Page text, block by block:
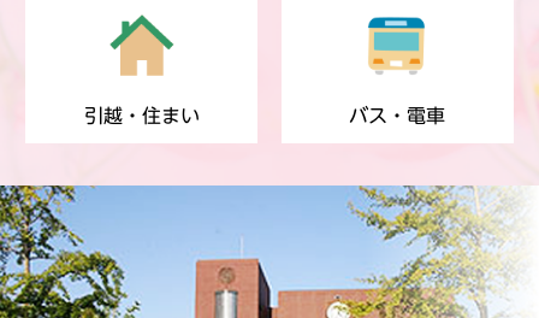
引越・住まい バス・電車